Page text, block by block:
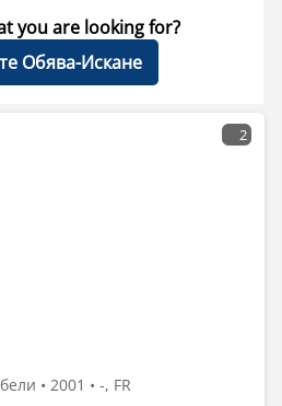
you are looking for?
Обява-Искане
2
• 2001 • -, FR